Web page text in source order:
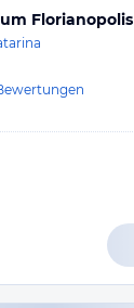
Florianopolis